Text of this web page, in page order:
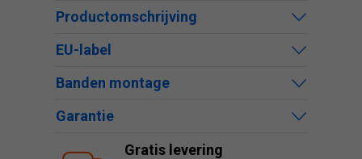
Productomschrijving
EU-label
Banden montage
Garantie
Gratis levering